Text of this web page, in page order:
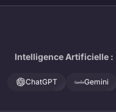
Intelligence Artificielle :
ChatGPT Gemini